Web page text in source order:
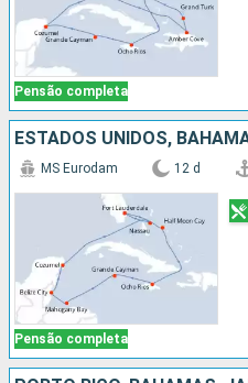
Pensão completa
Pensão completa
MS Eurodam 12 d